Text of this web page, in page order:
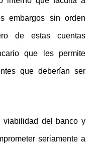
embargos sin orden
de estas cuentas
que les permite
que deberían ser
viabilidad del banco y
seriamente a